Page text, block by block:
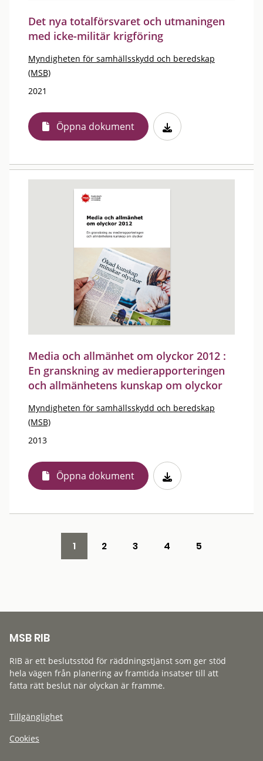
Det nya totalförsvaret och utmaningen
med icke-militär krigföring
Myndigheten för samhällsskydd och beredskap
(MSB)
2021
Öppna dokument
Media och allmänhet om olyckor 2012 :
En granskning av medierapporteringen
och allmänhetens kunskap om olyckor
Myndigheten för samhällsskydd och beredskap
(MSB)
2013
Öppna dokument
1 2 3 4 5
MSB RIB
RIB är ett beslutsstöd för räddningstjänst som ger stöd
hela vägen från planering av framtida insatser till att
fatta rätt beslut när olyckan är framme.
Tillgänglighet
Cookies